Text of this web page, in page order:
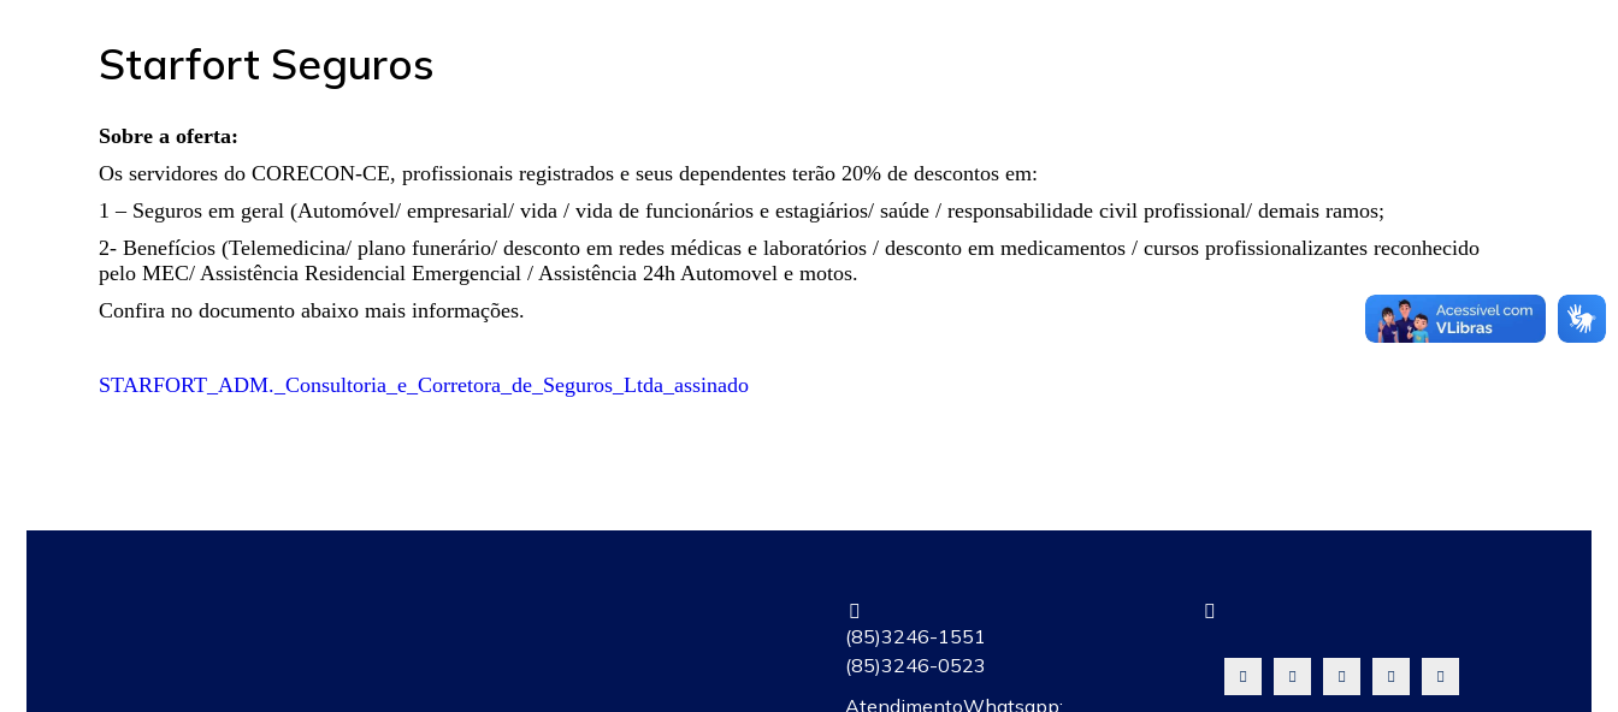
Starfort Seguros
Sobre a oferta:
Os servidores do CORECON-CE, profissionais registrados e seus dependentes terão 20% de descontos em:
1 – Seguros em geral (Automóvel/ empresarial/ vida / vida de funcionários e estagiários/ saúde / responsabilidade civil profissional/ demais ramos;
2- Benefícios (Telemedicina/ plano funerário/ desconto em redes médicas e laboratórios / desconto em medicamentos / cursos profissionalizantes reconhecido
pelo MEC/ Assistência Residencial Emergencial / Assistência 24h Automovel e motos.
Confira no documento abaixo mais informações.
STARFORT_ADM._Consultoria_e_Corretora_de_Seguros_Ltda_assinado
(85) 3246-1551
(85) 3246-0523
Atendimento Whatsapp: